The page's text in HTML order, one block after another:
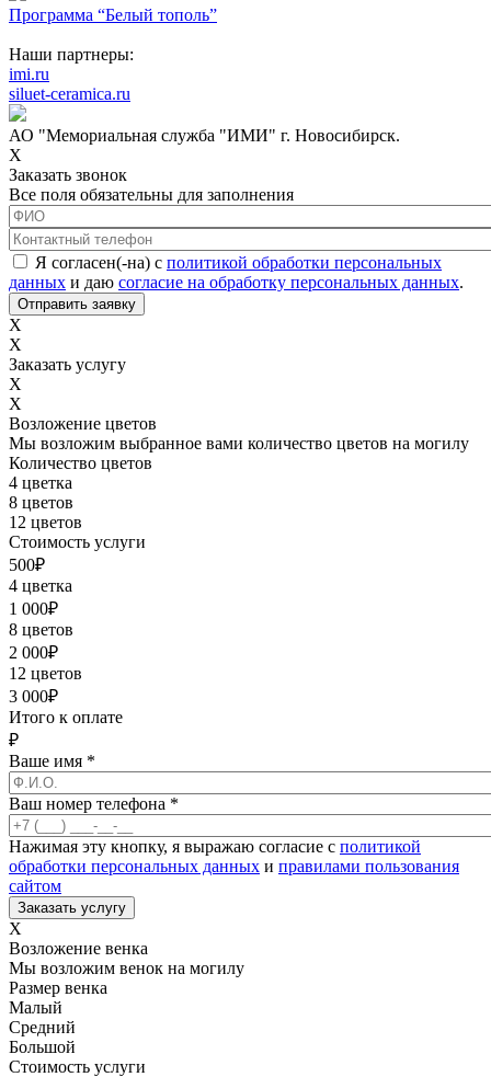
Программа “Белый тополь”
Наши партнеры:
imi.ru
siluet-ceramica.ru
АО "Мемориальная служба "ИМИ" г. Новосибирск.
X
Заказать звонок
Все поля обязательны для заполнения
ФИО
Контактный телефон
Соглашение с обработкой данных*
Я согласен(-на) с политикой обработки персональных
данных и даю согласие на обработку персональных данных.
X
X
Заказать услугу
X
X
Возложение цветов
Мы возложим выбранное вами количество цветов на могилу
Количество цветов
4 цветка
8 цветов
12 цветов
Стоимость услуги
500₽
4 цветка
1 000₽
8 цветов
2 000₽
12 цветов
3 000₽
Итого к оплате
₽
Ваше имя *
Ваш номер телефона *
Нажимая эту кнопку, я выражаю согласие с политикой
обработки персональных данных и правилами пользования
сайтом
X
Возложение венка
Мы возложим венок на могилу
Размер венка
Малый
Средний
Большой
Стоимость услуги